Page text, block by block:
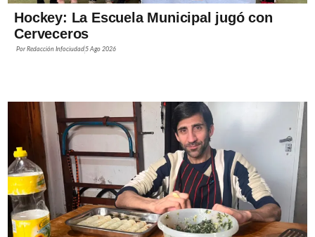
Hockey: La Escuela Municipal jugó con
Cerveceros
PorRedacción Infociudad5 Ago 2026